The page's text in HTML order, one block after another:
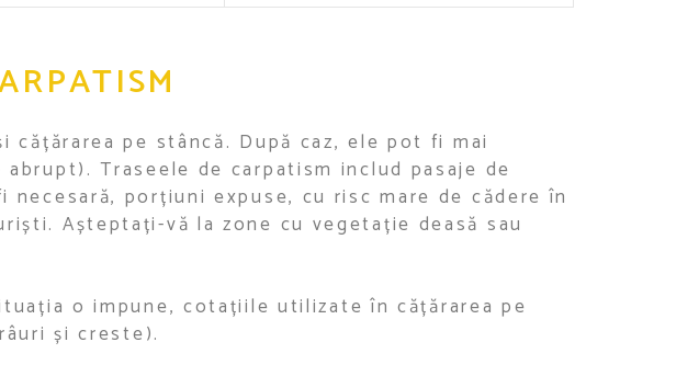
pe stâncă. După caz, ele pot fi mai
Traseele de carpatism includ pasaje de
porțiuni expuse, cu risc mare de cădere în
Așteptați-vă la zone cu vegetație deasă sau
o impune, cotațiile utilizate în cățărarea pe
și creste).